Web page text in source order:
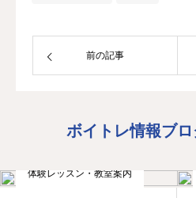
前の記事
ボイトレ情報ブ
体験レッスン・教室案内